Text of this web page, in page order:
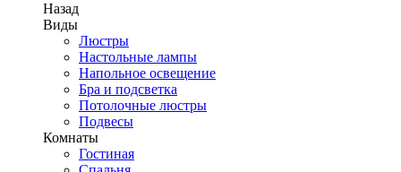
Назад
Виды
Люстры
Настольные лампы
Напольное освещение
Бра и подсветка
Потолочные люстры
Подвесы
Комнаты
Гостиная